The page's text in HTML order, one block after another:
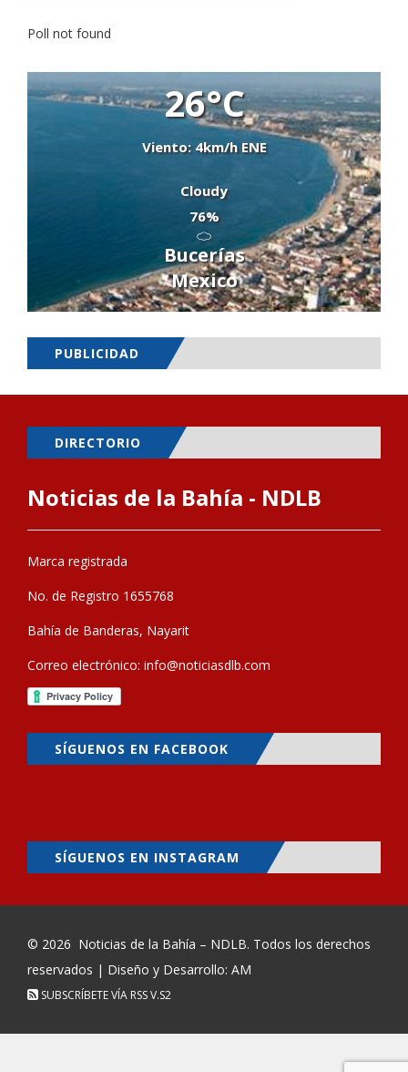
Poll not found
26°C
Viento: 4km/h ENE
Cloudy
76%
Bucerías
Mexico
PUBLICIDAD
DIRECTORIO
Noticias de la Bahía - NDLB
Marca registrada
No. de Registro 1655768
Bahía de Banderas, Nayarit
Correo electrónico: info@noticiasdlb.com
SÍGUENOS EN FACEBOOK
SÍGUENOS EN INSTAGRAM
© 2026 Noticias de la Bahía – NDLB. Todos los derechos
reservados | Diseño y Desarrollo: AM
SUBSCRÍBETE VÍA RSSV.S2